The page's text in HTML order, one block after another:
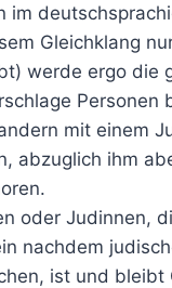
im
Gleichklang
werde ergo die
Personen
mit einem
abzuglich ihm
oder Judinnen,
nachdem
ist und bleibt